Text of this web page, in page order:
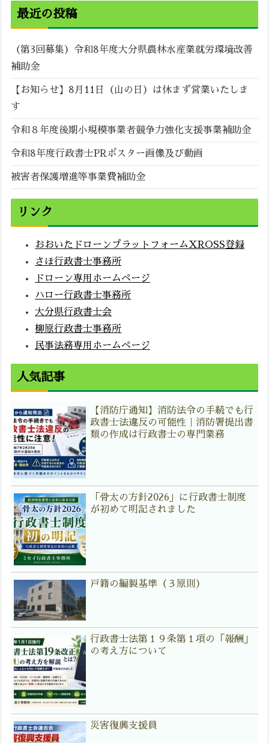
最近の投稿
（第3回募集）令和8年度大分県農林水産業就労環境改善
補助金
【お知らせ】8月11日（山の日）は休まず営業いたしま
す
令和８年度後期小規模事業者競争力強化支援事業補助金
令和8年度行政書士PRポスター画像及び動画
被害者保護増進等事業費補助金
リンク
おおいたドローンプラットフォームXROSS登録
さほ行政書士事務所
ドローン専用ホームページ
ハロー行政書士事務所
大分県行政書士会
柳原行政書士事務所
民事法務専用ホームページ
人気記事
【消防庁通知】消防法令の手続でも行
政書士法違反の可能性｜消防署提出書
類の作成は行政書士の専門業務
「骨太の方針2026」に行政書士制度
が初めて明記されました
戸籍の編製基準（３原則）
行政書士法第１９条第１項の「報酬」
の考え方について
災害復興支援員